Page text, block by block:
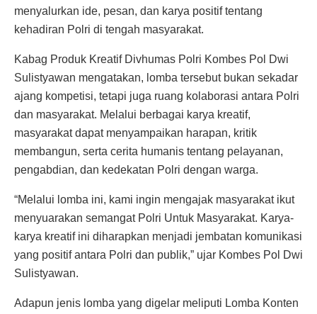
menyalurkan ide, pesan, dan karya positif tentang
kehadiran Polri di tengah masyarakat.
Kabag Produk Kreatif Divhumas Polri Kombes Pol Dwi
Sulistyawan mengatakan, lomba tersebut bukan sekadar
ajang kompetisi, tetapi juga ruang kolaborasi antara Polri
dan masyarakat. Melalui berbagai karya kreatif,
masyarakat dapat menyampaikan harapan, kritik
membangun, serta cerita humanis tentang pelayanan,
pengabdian, dan kedekatan Polri dengan warga.
“Melalui lomba ini, kami ingin mengajak masyarakat ikut
menyuarakan semangat Polri Untuk Masyarakat. Karya-
karya kreatif ini diharapkan menjadi jembatan komunikasi
yang positif antara Polri dan publik,” ujar Kombes Pol Dwi
Sulistyawan.
Adapun jenis lomba yang digelar meliputi Lomba Konten